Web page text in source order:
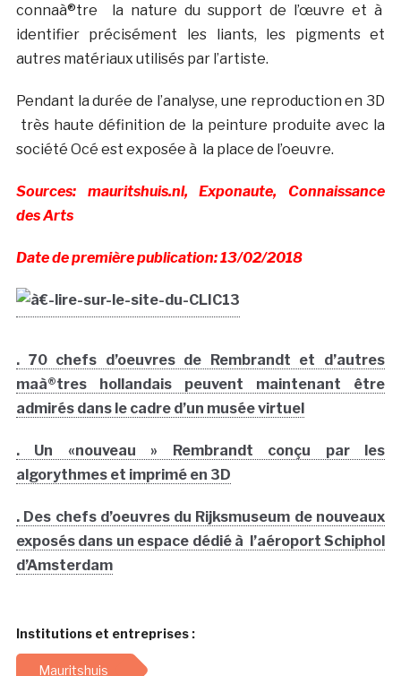
connaà®tre la nature du support de l’œuvre et à
identifier précisément les liants, les pigments et
autres matériaux utilisés par l’artiste.
Pendant la durée de l’analyse, une reproduction en 3D
très haute définition de la peinture produite avec la
société Océ est exposée à la place de l’oeuvre.
Sources: mauritshuis.nl, Exponaute, Connaissance
des Arts
Date de première publication: 13/02/2018
. 70 chefs d’oeuvres de Rembrandt et d’autres
maà®tres hollandais peuvent maintenant être
admirés dans le cadre d’un musée virtuel
. Un «nouveau » Rembrandt conçu par les
algorythmes et imprimé en 3D
. Des chefs d’oeuvres du Rijksmuseum de nouveaux
exposés dans un espace dédié à l’aéroport Schiphol
d’Amsterdam
Institutions et entreprises :
Mauritshuis